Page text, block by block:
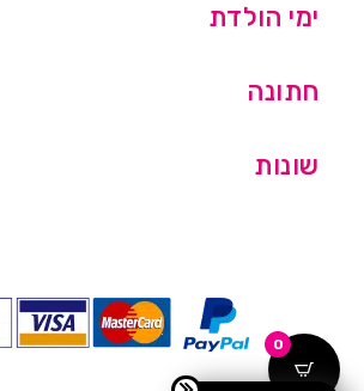
ימי הולדת
חתונה
שונות
0